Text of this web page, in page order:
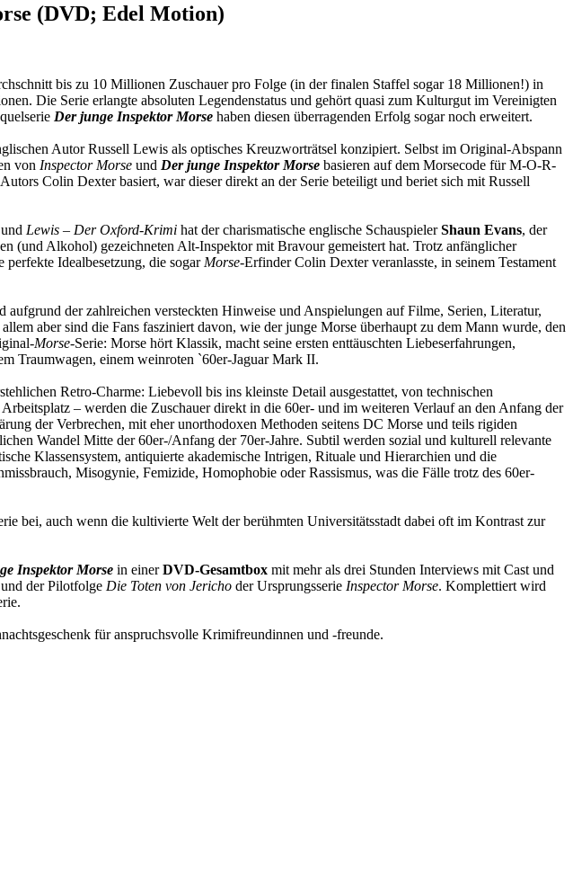
(DVD; Edel Motion)
bis zu 10 Millionen Zuschauer pro Folge (in der finalen Staffel sogar 18 Millionen!) in
Die Serie erlangte absoluten Legendenstatus und gehört quasi zum Kulturgut im Vereinigten
Der junge Inspektor Morse haben diesen überragenden Erfolg sogar noch erweitert.
Autor Russell Lewis als optisches Kreuzworträtsel konzipiert. Selbst im Original-Abspann
von Inspector Morse und Der junge Inspektor Morse basieren auf dem Morsecode für M-O-R-
Colin Dexter basiert, war dieser direkt an der Serie beteiligt und beriet sich mit Russell
und Lewis – Der Oxford-Krimi hat der charismatische englische SchauspielerShaun Evans, der
(und Alkohol) gezeichneten Alt-Inspektor mit Bravour gemeistert hat. Trotz anfänglicher
perfekte Idealbesetzung, die sogar Morse-Erfinder Colin Dexter veranlasste, in seinem Testament
der zahlreichen versteckten Hinweise und Anspielungen auf Filme, Serien, Literatur,
aber sind die Fans fasziniert davon, wie der junge Morse überhaupt zu dem Mann wurde, den
Morse-Serie: Morse hört Klassik, macht seine ersten enttäuschten Liebeserfahrungen,
Traumwagen, einem weinroten `60er-Jaguar Mark II.
Retro-Charme: Liebevoll bis ins kleinste Detail ausgestattet, von technischen
– werden die Zuschauer direkt in die 60er- und im weiteren Verlauf an den Anfang der
der Verbrechen, mit eher unorthodoxen Methoden seitens DC Morse und teils rigiden
Wandel Mitte der 60er-/Anfang der 70er-Jahre. Subtil werden sozial und kulturell relevante
Klassensystem, antiquierte akademische Intrigen, Rituale und Hierarchien und die
Misogynie, Femizide, Homophobie oder Rassismus, was die Fälle trotz des 60er-
bei, auch wenn die kultivierte Welt der berühmten Universitätsstadt dabei oft im Kontrast zur
Inspektor Morse in einerDVD-Gesamtbox mit mehr als drei Stunden Interviews mit Cast und
und der Pilotfolge Die Toten von Jericho der Ursprungsserie Inspector Morse. Komplettiert wird
für anspruchsvolle Krimifreundinnen und -freunde.